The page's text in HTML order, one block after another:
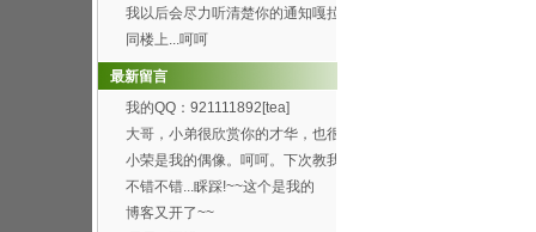
觉真的8错哦～呵呵...
我以后会尽力听清楚你的通知嘎拉
[wink]
同楼上...呵呵
最新留言
我的QQ：921111892[tea]
大哥，小弟很欣赏你的才华，也很
喜欢你博客的这首背景...
小荣是我的偶像。呵呵。下次教我
弄这样的空间。呵呵
不错不错...睬踩!~~这个是我的
http://h...
博客又开了~~